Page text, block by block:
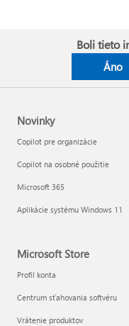
Boli tieto
Áno
Novinky
Copilot pre organizácie
Copilot na osobné použitie
Microsoft 365
Aplikácie systému Windows 11
Microsoft Store
Profil konta
Centrum sťahovania softvéru
Vrátenie produktov